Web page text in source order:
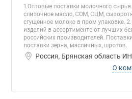
1.Оптовые поставки молочного
сливочное масло, СОМ, СЦМ,
сгущенное молоко в пром упаковке.
изделий в ассортименте от лучших
российских производителей.
поставки зерна, масличных, шротов.
Россия, Брянская область
О